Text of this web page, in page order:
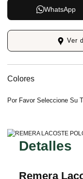
WhatsApp
Ver
Colores
Por Favor Seleccione Su
Detalles
Remera